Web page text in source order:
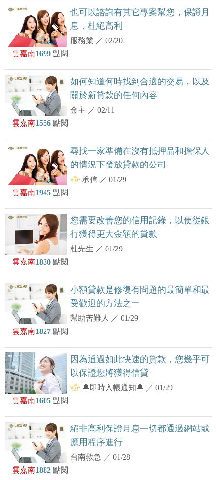
也可以諮詢有其它專案幫您，保證月
息，杜絕高利
服務業 ／02/20
雲嘉南1699 點閱
如何知道何時找到合適的交易，以及
關於新貸款的任何內容
金主 ／02/11
雲嘉南1556 點閱
尋找一家準備在沒有抵押品和擔保人
的情況下發放貸款的公司
承信 ／01/29
雲嘉南1945 點閱
您需要改善您的信用記錄，以便從銀
行獲得更大金額的貸款
杜先生 ／01/29
雲嘉南1830 點閱
小額貸款是修復有問題的最簡單和最
受歡迎的方法之一
幫助苦難人 ／01/29
雲嘉南1827 點閱
因為通過如此快速的貸款，您幾乎可
以保證您將獲得信貸
🔔即時入帳通知🔔 ／01/29
雲嘉南1605 點閱
絕非高利保證月息一切都通過網站或
應用程序進行
台南救急 ／01/28
雲嘉南1882 點閱